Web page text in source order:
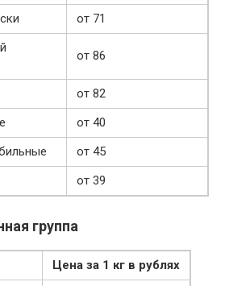
от 71
от 86
от 82
от 40
от 45
от 39
группа
Цена за 1 кг в рублях